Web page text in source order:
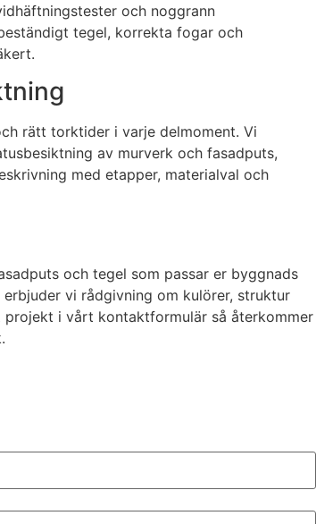
och noggrann
tegel, korrekta fogar och
rätt torktider i varje delmoment. Vi
av murverk och fasadputs,
med etapper, materialval och
och tegel som passar er byggnads
vi rådgivning om kulörer, struktur
i vårt kontaktformulär så återkommer